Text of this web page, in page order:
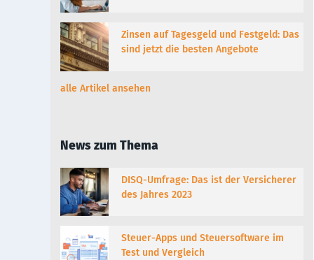
Zinsen auf Tagesgeld und Festgeld: Das
sind jetzt die besten Angebote
alle Artikel ansehen
News zum Thema
DISQ-Umfrage: Das ist der Versicherer
des Jahres 2023
Steuer-Apps und Steuersoftware im
Test und Vergleich